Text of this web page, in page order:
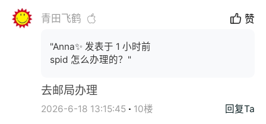
青田飞鹤 赞
"Anna✨ 发表于 1 小时前
spid 怎么办理的？"
去邮局办理
2026-6-18 13:15:45 10楼 回复Ta